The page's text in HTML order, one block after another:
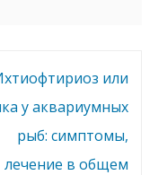
или
у аквариумных
рыб: симптомы,
лечение в общем